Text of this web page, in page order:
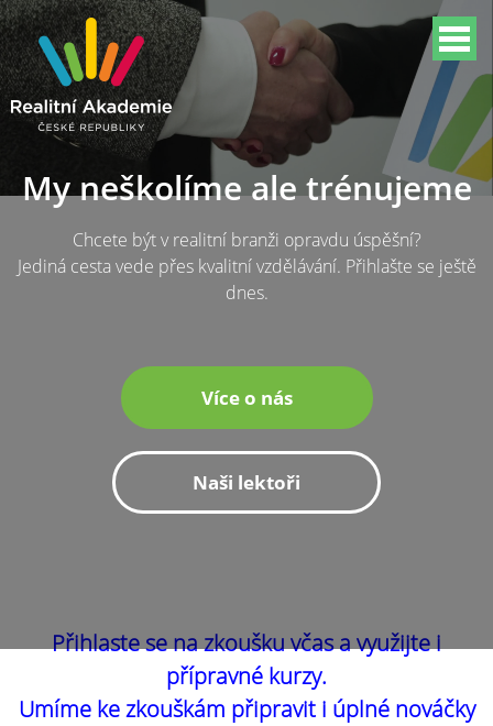
My neškolíme ale trénujeme
Chcete být v realitní branži opravdu úspěšní?
Jediná cesta vede přes kvalitní vzdělávání. Přihlašte se ještě
dnes.
Více o nás
Naši lektoři
Přihlaste se na zkoušku včas a využijte i
přípravné kurzy.
Umíme ke zkouškám připravit i úplné nováčky